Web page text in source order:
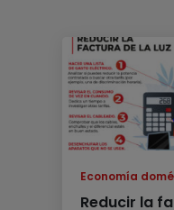
Economía
Reducir la